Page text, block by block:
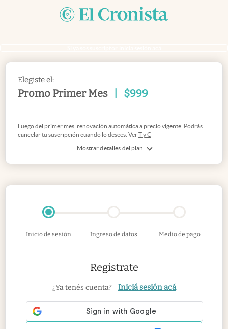
Elegiste el:
Promo Primer Mes $999
Mostrar detalles del plan
Luego del primer mes, renovación automática a precio vigente. Podrás
cancelar tu suscripción cuando lo desees. VerT y C
Inicio de sesión Ingreso de datos Medio de pago
Registrate
¿Ya tenés cuenta? Iniciá sesión acá